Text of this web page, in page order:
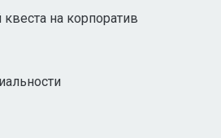
на корпоратив